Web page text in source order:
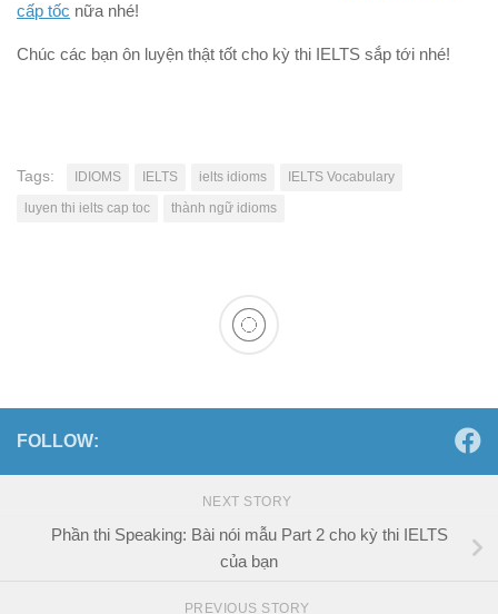
cấp tốc nữa nhé!
Chúc các bạn ôn luyện thật tốt cho kỳ thi IELTS sắp tới nhé!
Tags: IDIOMS IELTS ielts idioms
IELTS Vocabulary
luyen thi ielts cap toc
thành ngữ idioms
FOLLOW:
NEXT STORY
Phần thi Speaking: Bài nói mẫu Part 2 cho kỳ thi IELTS
của bạn
PREVIOUS STORY